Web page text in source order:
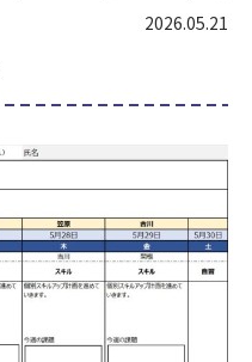
2026.05.21